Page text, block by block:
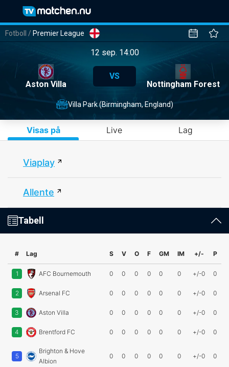
Fotboll / Premier League
12 sep. 14:00
Aston Villa
VS
Nottingham Forest
Villa Park (Birmingham, England)
Visas på Live Lag
Viaplay
Allente
Tabell
# Lag S V O F GM IM +/- P
1 AFC Bournemouth 0 0 0 0 0 0 +/-0 0
2 Arsenal FC 0 0 0 0 0 0 +/-0 0
3 Aston Villa 0 0 0 0 0 0 +/-0 0
4 Brentford FC 0 0 0 0 0 0 +/-0 0
5
Brighton & Hove
Albion
0 0 0 0 0 0 +/-0 0